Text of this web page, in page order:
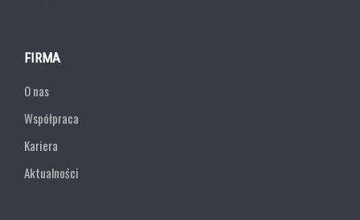
FIRMA
O nas
Współpraca
Kariera
Aktualności